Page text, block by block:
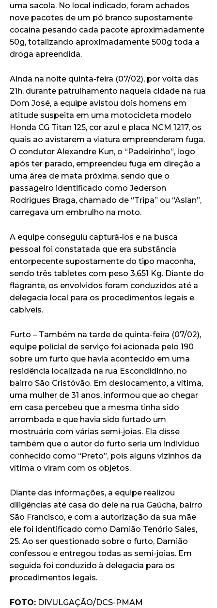
uma sacola. No local indicado, foram achados
nove pacotes de um pó branco supostamente
cocaína pesando cada pacote aproximadamente
50g, totalizando aproximadamente 500g toda a
droga apreendida.
Ainda na noite quinta-feira (07/02), por volta das
21h, durante patrulhamento naquela cidade na rua
Dom José, a equipe avistou dois homens em
atitude suspeita em uma motocicleta modelo
Honda CG Titan 125, cor azul e placa NCM 1217, os
quais ao avistarem a viatura empreenderam fuga.
O condutor Alexandre Kun, o “Padeirinho”, logo
após ter parado, empreendeu fuga em direção a
uma área de mata próxima, sendo que o
passageiro identificado como Jederson
Rodrigues Braga, chamado de “Tripa” ou “Aslan”,
carregava um embrulho na moto.
A equipe conseguiu capturá-los e na busca
pessoal foi constatada que era substância
entorpecente supostamente do tipo maconha,
sendo três tabletes com peso 3,651 Kg. Diante do
flagrante, os envolvidos foram conduzidos até a
delegacia local para os procedimentos legais e
cabíveis.
Furto – Também na tarde de quinta-feira (07/02),
equipe policial de serviço foi acionada pelo 190
sobre um furto que havia acontecido em uma
residência localizada na rua Escondidinho, no
bairro São Cristóvão. Em deslocamento, a vítima,
uma mulher de 31 anos, informou que ao chegar
em casa percebeu que a mesma tinha sido
arrombada e que havia sido furtado um
mostruário com várias semi-joias. Ela disse
também que o autor do furto seria um indivíduo
conhecido como “Preto”, pois alguns vizinhos da
vítima o viram com os objetos.
Diante das informações, a equipe realizou
diligências até casa do dele na rua Gaúcha, bairro
São Francisco, e com a autorização da sua mãe
ele foi identificado como Damião Tenório Sales,
25. Ao ser questionado sobre o furto, Damião
confessou e entregou todas as semi-joias. Em
seguida foi conduzido à delegacia para os
procedimentos legais.
FOTO: DIVULGAÇÃO/DCS-PMAM